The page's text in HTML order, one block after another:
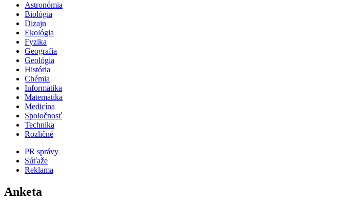
Astronómia
Biológia
Dizajn
Ekológia
Fyzika
Geografia
Geológia
História
Chémia
Informatika
Matematika
Medicína
Spoločnosť
Technika
Rozličné
PR správy
Súťaže
Reklama
Anketa